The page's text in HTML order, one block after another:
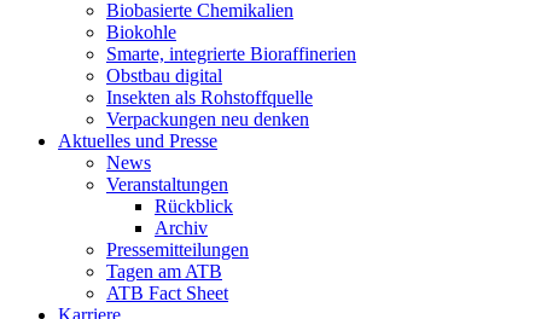
Biobasierte Chemikalien
Biokohle
Smarte, integrierte Bioraffinerien
Obstbau digital
Insekten als Rohstoffquelle
Verpackungen neu denken
Aktuelles und Presse
News
Veranstaltungen
Rückblick
Archiv
Pressemitteilungen
Tagen am ATB
ATB Fact Sheet
Karriere